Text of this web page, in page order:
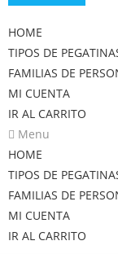
HOME
TIPOS DE
FAMILIAS DE
MI CUENTA
IR AL CARRITO
Menu
HOME
TIPOS DE
FAMILIAS DE
MI CUENTA
IR AL CARRITO